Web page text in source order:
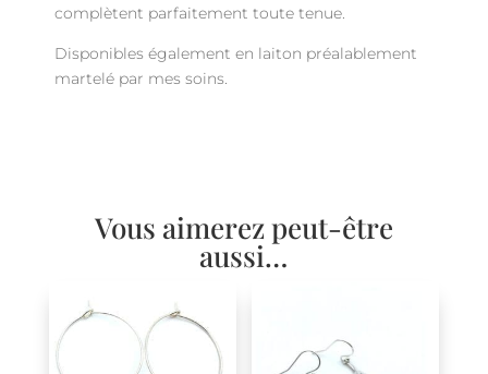
complètent parfaitement toute tenue.
Disponibles également en laiton préalablement
martelé par mes soins.
Vous aimerez peut-être
aussi…